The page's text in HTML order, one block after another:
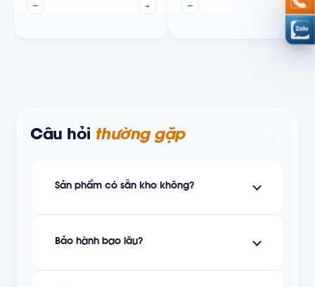
— → — →
Câu hỏi thường gặp
Sản phẩm có sẵn kho không?
Bảo hành bao lâu?